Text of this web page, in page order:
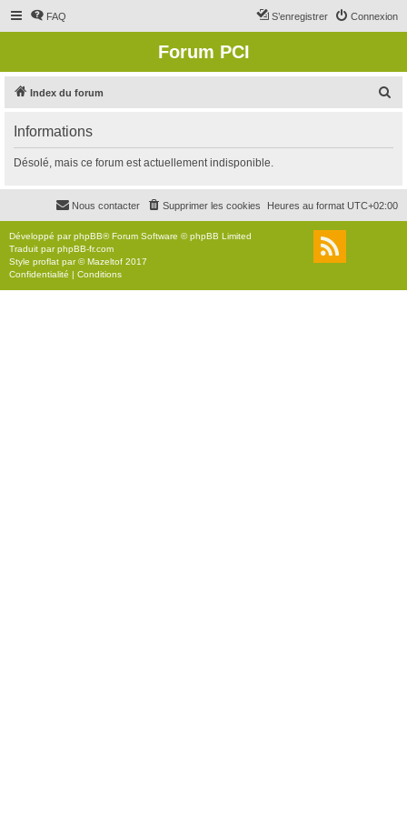
FAQ Connexion
S’enregistrer
Forum PCI
Index du forum
r
c
r
Informations
Désolé, mais ce forum est actuellement indisponible.
Heures au format UTC+02:00
Supprimer les cookies
Nous contacter
Développé parphpBB® Forum Software © phpBB Limited
Traduit parphpBB-fr.com
Style proflat par ©Mazeltof 2017
Confidentialité | Conditions